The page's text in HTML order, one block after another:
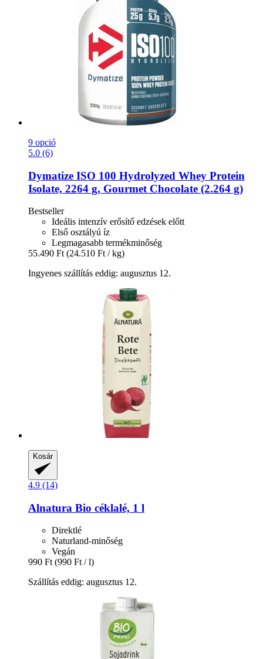
9 opció
5.0 (6)
Dymatize ISO 100 Hydrolyzed Whey Protein
Isolate, 2264 g, Gourmet Chocolate (2.264 g)
Bestseller
Ideális intenzív erősítő edzések előtt
Első osztályú íz
Legmagasabb termékminőség
55.490 Ft (24.510 Ft / kg)
Ingyenes szállítás eddig: augusztus 12.
Kosár
4.9 (14)
Alnatura Bio céklalé, 1 l
Direktlé
Naturland-minőség
Vegán
990 Ft (990 Ft / l)
Szállítás eddig: augusztus 12.